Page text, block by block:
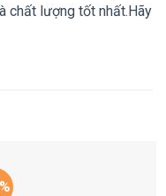
chất lượng tốt nhất.Hãy